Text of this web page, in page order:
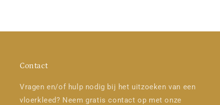
Contact
Vragen en/of hulp nodig bij het uitzoeken van een
vloerkleed? Neem gratis contact op met onze